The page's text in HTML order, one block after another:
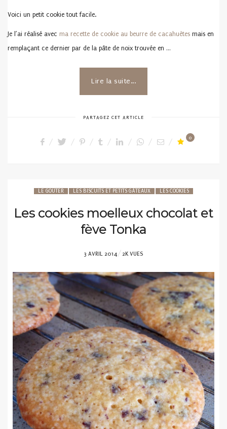
Voici un petit cookie tout facile.
Je l’ai réalisé avec ma recette de cookie au beurre de cacahuètes mais en
remplaçant ce dernier par de la pâte de noix trouvée en …
Lire la suite...
PARTAGEZ CET ARTICLE
0
LE GOÛTER LES BISCUITS ET PETITS GÂTEAUX LES COOKIES
Les cookies moelleux chocolat et
fève Tonka
POSTED
3 AVRIL 2014 2K VUES